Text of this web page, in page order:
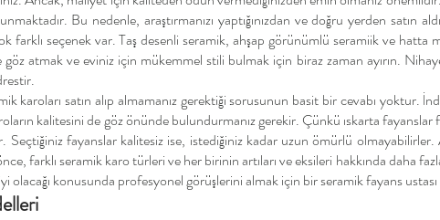
Bu nedenle, araştırmanızı yaptığınızdan ve doğru yerden satın
farklı seçenek var. Taş desenli seramik, ahşap görünümlü seramiik ve
göz atmak ve eviniz için mükemmel stili bulmak için biraz zaman ayırın.
karoları satın alıp almamanız gerektiği sorusunun basit bir cevabı yoktur.
kalitesini de göz önünde bulundurmanız gerekir. Çünkü ıskarta fayanslar
Seçtiğiniz fayanslar kalitesiz ise, istediğiniz kadar uzun ömürlü
farklı seramik karo türleri ve her birinin artıları ve eksileri hakkında daha
olacağı konusunda profesyonel görüşlerini almak için bir seramik fayans